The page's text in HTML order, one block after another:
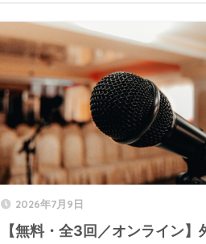
2026年7月9日
【無料・全3回／オンライン】